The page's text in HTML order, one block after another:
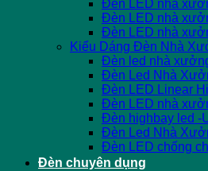
Đèn LED nhà
Đèn LED nhà
Đèn LED nhà
Kiểu Dáng Đèn Nhà
Đèn led nhà
Đèn Led Nhà
Đèn LED Linear
Đèn LED nhà
Đèn highbay led -
Đèn Led Nhà
Đèn LED chống
Đèn chuyên dụng